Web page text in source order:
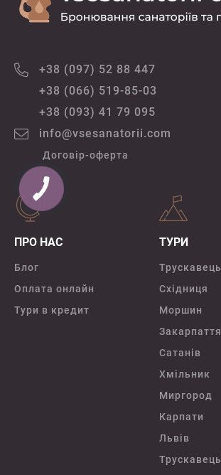
+38 (097) 52 88 447
+38 (066) 519-85-03
+38 (093) 41 79 095
info@vsesanatorii.com
Договір-оферта
ПРО НАС
Блог
Оплата онлайн
Тури в кредит
ТУРИ
Трускавець
Східниця
Моршин
Закарпаття
Сатанів
Хмільник
Миргород
Карпати
Львів
Трускавець